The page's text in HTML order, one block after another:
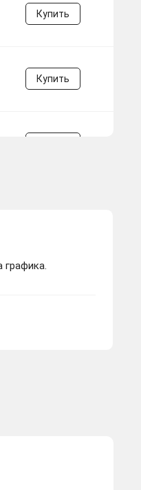
Купить
Купить
графика.